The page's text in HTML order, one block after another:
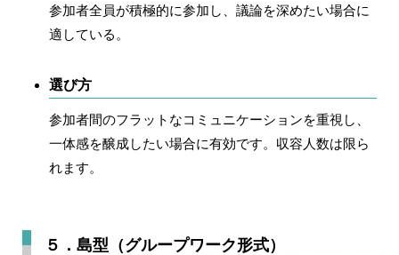
参加者全員が積極的に参加し、議論を深めたい場合に
適している。
選び方
参加者間のフラットなコミュニケーションを重視し、
一体感を醸成したい場合に有効です。収容人数は限ら
れます。
５．島型（グループワーク形式）